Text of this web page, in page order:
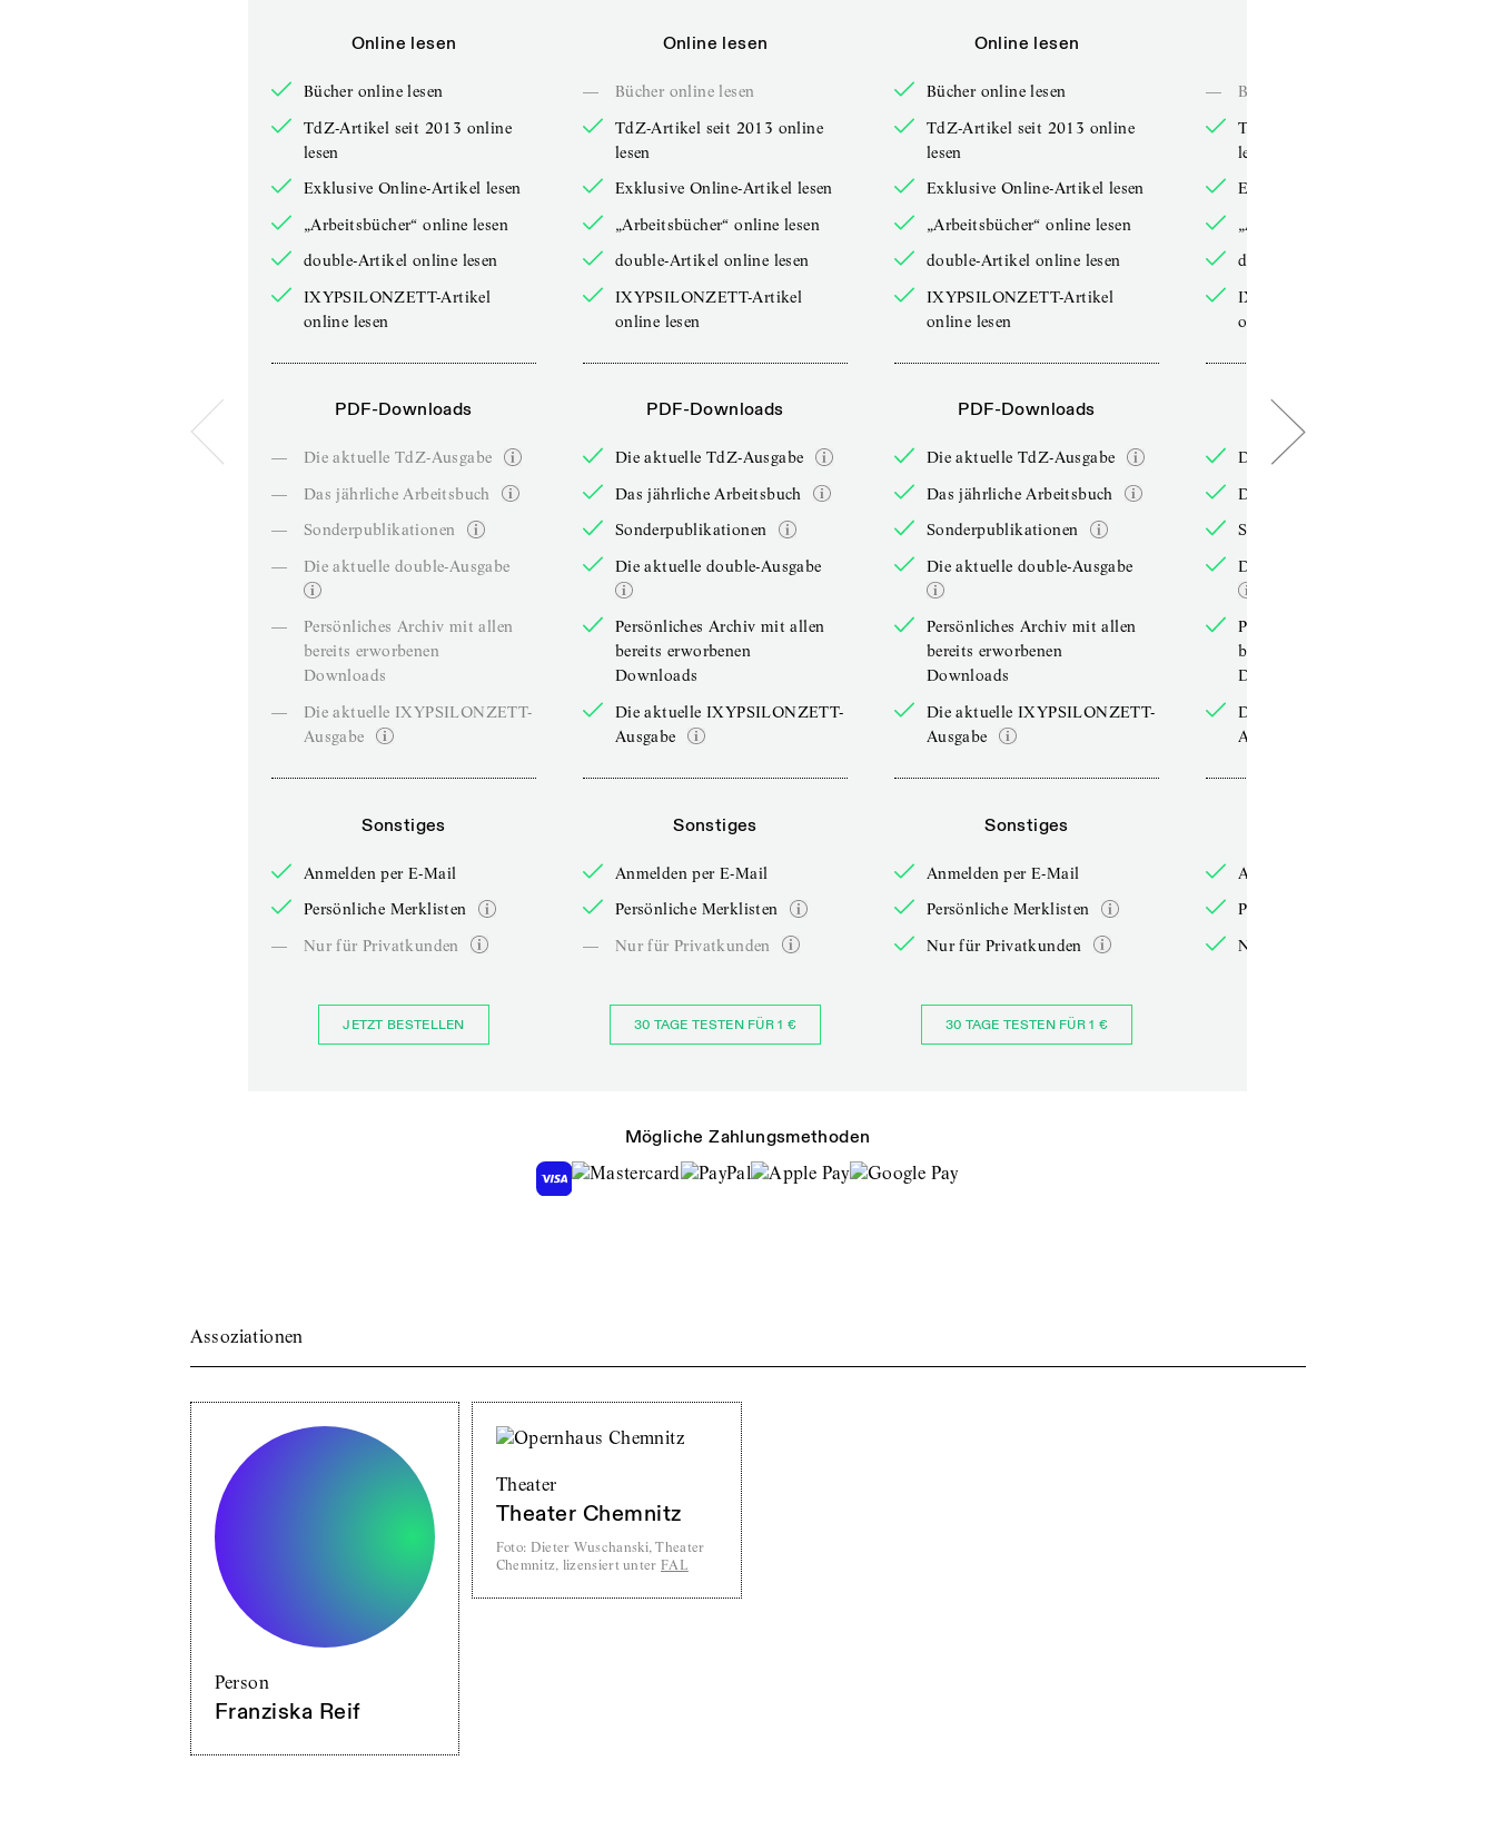
Online lesen
Bücher online lesen
TdZ-Artikel seit 2013 online
lesen
Exklusive Online-Artikel lesen
„Arbeitsbücher“ online lesen
double-Artikel online lesen
IXYPSILONZETT-Artikel
online lesen
PDF-Downloads
—
Die aktuelle TdZ-Ausgabe
—
Das jährliche Arbeitsbuch
—
Sonderpublikationen
—
Die aktuelle double-Ausgabe
—
Persönliches Archiv mit allen
bereits erworbenen
Downloads
—
Die aktuelle IXYPSILONZETT-
Ausgabe
Sonstiges
Anmelden per E-Mail
Persönliche Merklisten
—
Nur für Privatkunden
JETZT BESTELLEN
Online lesen
—
Bücher online lesen
TdZ-Artikel seit 2013 online
lesen
Exklusive Online-Artikel lesen
„Arbeitsbücher“ online lesen
double-Artikel online lesen
IXYPSILONZETT-Artikel
online lesen
PDF-Downloads
Die aktuelle TdZ-Ausgabe
Das jährliche Arbeitsbuch
Sonderpublikationen
Die aktuelle double-Ausgabe
Persönliches Archiv mit allen
bereits erworbenen
Downloads
Die aktuelle IXYPSILONZETT-
Ausgabe
Sonstiges
Anmelden per E-Mail
Persönliche Merklisten
—
Nur für Privatkunden
30 TAGE TESTEN FÜR 1 €
Online lesen
Bücher online lesen
TdZ-Artikel seit 2013 online
lesen
Exklusive Online-Artikel lesen
„Arbeitsbücher“ online lesen
double-Artikel online lesen
IXYPSILONZETT-Artikel
online lesen
PDF-Downloads
Die aktuelle TdZ-Ausgabe
Das jährliche Arbeitsbuch
Sonderpublikationen
Die aktuelle double-Ausgabe
Persönliches Archiv mit allen
bereits erworbenen
Downloads
Die aktuelle IXYPSILONZETT-
Ausgabe
Sonstiges
Anmelden per E-Mail
Persönliche Merklisten
Nur für Privatkunden
30 TAGE TESTEN FÜR 1 €
—
Bücher online lesen
TdZ-Artikel seit 2013 online
lesen
Exklusive Online-Artikel lesen
„Arbeitsbücher“ online lesen
double-Artikel online lesen
IXYPSILONZETT-Artikel
online lesen
PDF-Downloads
Die aktuelle TdZ-Ausgabe
Das jährliche Arbeitsbuch
Sonderpublikationen
Die aktuelle double-Ausgabe
Persönliches Archiv mit allen
bereits erworbenen
Downloads
Die aktuelle IXYPSILONZETT-
Ausgabe
Anmelden per E-Mail
Persönliche Merklisten
Nur für Privatkunden
Mögliche Zahlungsmethoden
Assoziationen
Person
Franziska Reif
Theater
Theater Chemnitz
Foto: Dieter Wuschanski, Theater
Chemnitz, lizensiert unter FAL